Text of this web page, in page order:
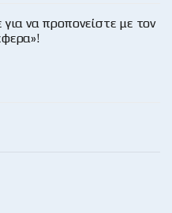
να προπονείστε με τον